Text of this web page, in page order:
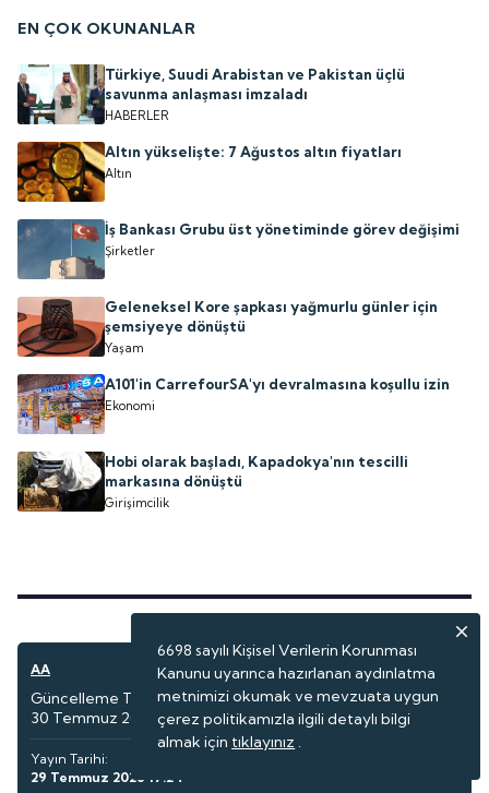
EN ÇOK OKUNANLAR
Türkiye, Suudi Arabistan ve Pakistan üçlü
savunma anlaşması imzaladı
HABERLER
Altın yükselişte: 7 Ağustos altın fiyatları
Altın
İş Bankası Grubu üst yönetiminde görev değişimi
Şirketler
Geleneksel Kore şapkası yağmurlu günler için
şemsiyeye dönüştü
Yaşam
A101'in CarrefourSA'yı devralmasına koşullu izin
Ekonomi
Hobi olarak başladı, Kapadokya'nın tescilli
markasına dönüştü
Girişimcilik
AA
Seyahat
Güncelleme Tarihi:
30 Temmuz 2026 07:01
Yayın Tarihi:
29 Temmuz 2026 17:24
6698 sayılı Kişisel Verilerin Korunması
Kanunu uyarınca hazırlanan aydınlatma
metnimizi okumak ve mevzuata uygun
çerez politikamızla ilgili detaylı bilgi
almak için tıklayınız .